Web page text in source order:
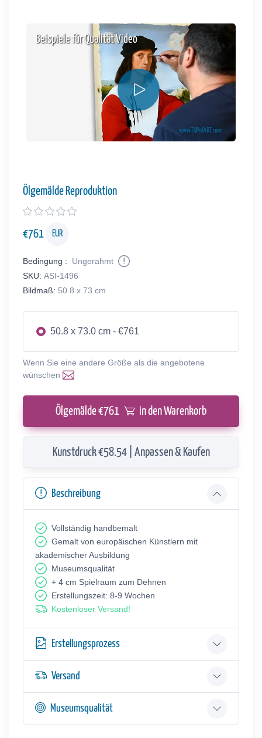
Beispiele für Qualität Video
Ölgemälde Reproduktion
€761 EUR
Bedingung :
Ungerahmt
SKU: ASI-1496
Bildmaß: 50.8 x 73 cm
50.8 x 73.0 cm - €761
Wenn Sie eine andere Größe als die angebotene
wünschen
Ölgemälde €761 in den Warenkorb
Kunstdruck €58.54 | Anpassen & Kaufen
Beschreibung
Vollständig handbemalt
Gemalt von europäischen Künstlern mit
akademischer Ausbildung
Museumsqualität
+ 4 cm Spielraum zum Dehnen
Erstellungszeit: 8-9 Wochen
Kostenloser Versand!
Erstellungsprozess
Versand
Museumsqualität